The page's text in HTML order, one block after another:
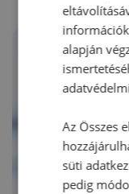
alapján
Az Összes
süti
pedig